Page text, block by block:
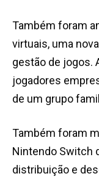
Também foram
virtuais, uma
gestão de jogos.
jogadores
de um grupo
Também foram
Nintendo Switch
distribuição e